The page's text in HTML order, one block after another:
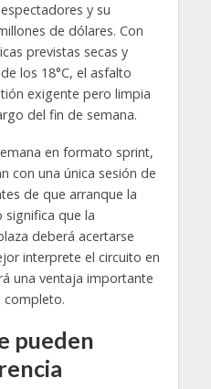
y su
de dólares. Con
previstas secas y
los 18°C, el asfalto
exigente pero limpia
del fin de semana.
en formato sprint,
con una única sesión de
de que arranque la
significa que la
deberá acertarse
interprete el circuito en
una ventaja importante
completo.
pueden